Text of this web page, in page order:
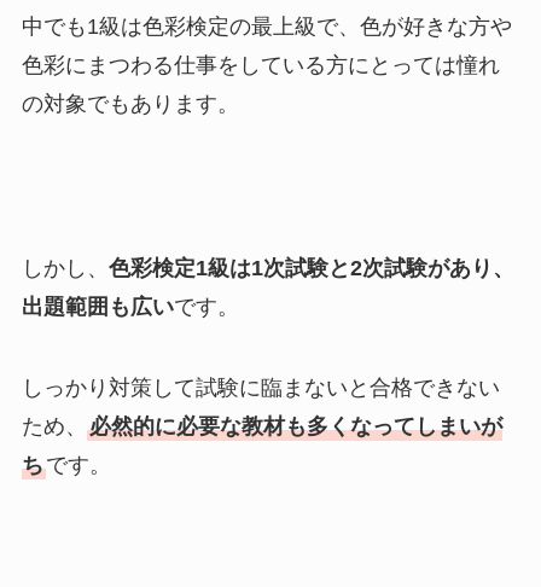
中でも1級は色彩検定の最上級で、色が好きな方や
色彩にまつわる仕事をしている方にとっては憧れ
の対象でもあります。
しかし、 色彩検定1級は1次試験と2次試験があり、
出題範囲も広いです。
しっかり対策して試験に臨まないと合格できない
ため、 必然的に必要な教材も多くなってしまいが
ちです。